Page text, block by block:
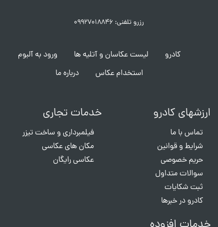
رزرو تلفنی: ۰۹۹۲۷۰۱۸۸۴۶
کادرو لیست عکاسان و آتلیه ها
ورود به آلبوم
استخدام عکاس
درباره ما
ارزشهای کادرو
تماس با ما
شرایط و قوانین
حریم خصوصی
سوالات متداول
ثبت شکایات
کادرو در خبرها
خدمات تجاری
فیلمبرداری و ساخت تیزر
مکان های عکاسی
عکاسی رایگان